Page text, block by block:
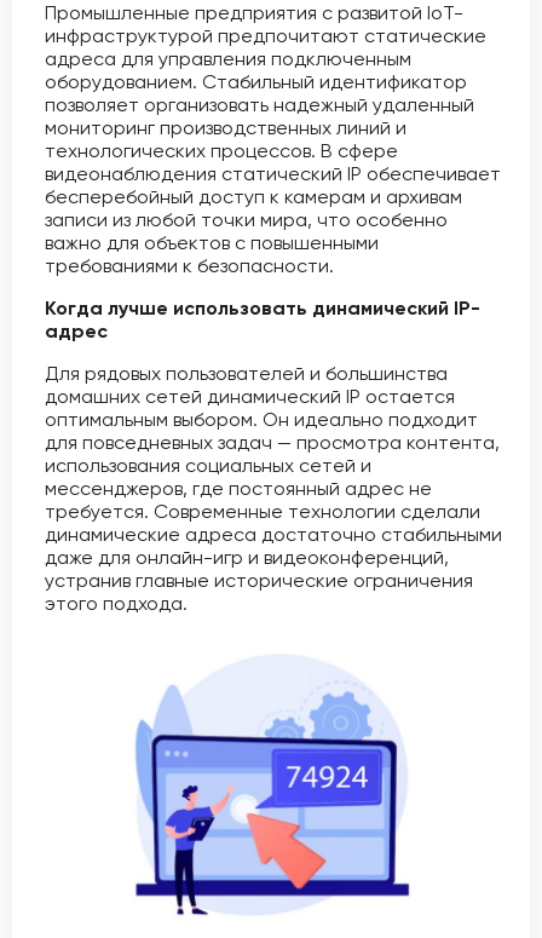
Промышленные предприятия с развитой IoT-
инфраструктурой предпочитают статические
адреса для управления подключенным
оборудованием. Стабильный идентификатор
позволяет организовать надежный удаленный
мониторинг производственных линий и
технологических процессов. В сфере
видеонаблюдения статический IP обеспечивает
бесперебойный доступ к камерам и архивам
записи из любой точки мира, что особенно
важно для объектов с повышенными
требованиями к безопасности.
Когда лучше использовать динамический IP-
адрес
Для рядовых пользователей и большинства
домашних сетей динамический IP остается
оптимальным выбором. Он идеально подходит
для повседневных задач — просмотра контента,
использования социальных сетей и
мессенджеров, где постоянный адрес не
требуется. Современные технологии сделали
динамические адреса достаточно стабильными
даже для онлайн-игр и видеоконференций,
устранив главные исторические ограничения
этого подхода.